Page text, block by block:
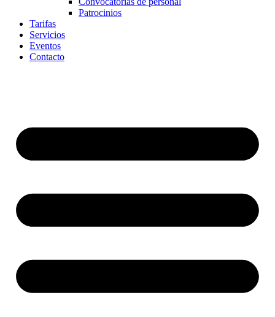
Patrocinios
Tarifas
Servicios
Eventos
Contacto